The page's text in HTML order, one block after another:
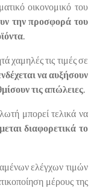
οικονομικό του
την προσφορά του
.
χαμηλές τις τιμές σε
να αυξήσουν
τις απώλειες.
μπορεί τελικά να
διαφορετικά το
ελέγχων τιμών
μέρους της